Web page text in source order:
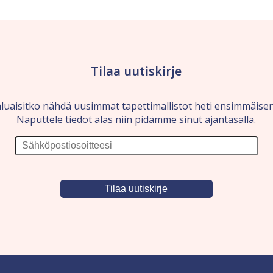
Tilaa uutiskirje
nähdä uusimmat tapettimallistot heti
Naputtele tiedot alas niin pidämme sinut ajantasalla.